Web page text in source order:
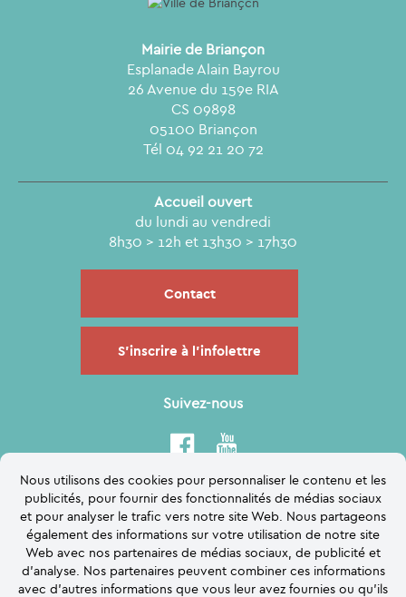
Mairie de Briançon
Esplanade Alain Bayrou
26 Avenue du 159e RIA
CS 09898
05100 Briançon
Tél 04 92 21 20 72
Accueil ouvert
du lundi au vendredi
8h30 > 12h et 13h30 > 17h30
Contact
S'inscrire à l'infolettre
Suivez-nous
Nous utilisons des cookies pour personnaliser le contenu et les
publicités, pour fournir des fonctionnalités de médias sociaux
et pour analyser le trafic vers notre site Web. Nous partageons
également des informations sur votre utilisation de notre site
Web avec nos partenaires de médias sociaux, de publicité et
d'analyse. Nos partenaires peuvent combiner ces informations
avec d'autres informations que vous leur avez fournies ou qu'ils